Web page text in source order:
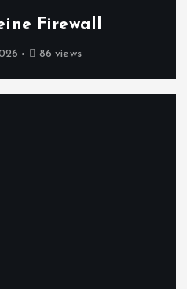
Firewall
86 views